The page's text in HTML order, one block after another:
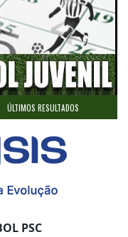
ÚLTIMOS RESULTADOS
PSC